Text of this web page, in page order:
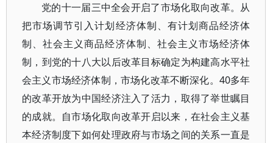
党的十一届三中全会开启了市场化取向改革。从
把市场调节引入计划经济体制、有计划商品经济体
制、社会主义商品经济体制、社会主义市场经济体
制，到党的十八大以后改革目标确定为构建高水平社
会主义市场经济体制，市场化改革不断深化。40多年
的改革开放为中国经济注入了活力，取得了举世瞩目
的成就。自市场化取向改革开启以来，在社会主义基
本经济制度下如何处理政府与市场之间的关系一直是